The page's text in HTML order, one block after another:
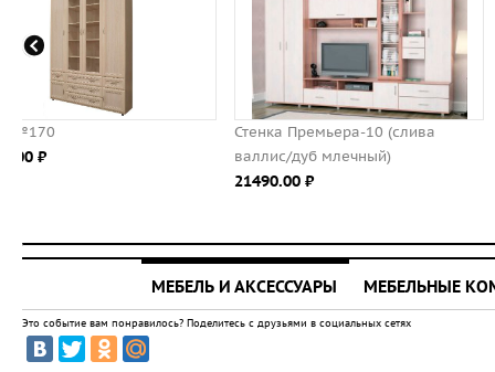
Стенка Премьера-10 (слива
валлис/дуб млечный)
Пенал с четырьмя
8469.00 ⃏
МЕБЕЛЬ И АКСЕССУАРЫ МЕБЕЛЬНЫЕ
Это событие вам понравилось? Поделитесь с друзьями в социальных сетях